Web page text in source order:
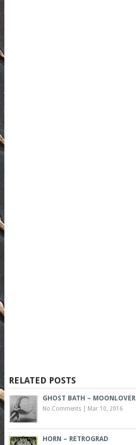
RELATED POSTS
GHOST BATH – MOONLOVER
No Comments| Mar 10, 2016
HORN – RETROGRAD